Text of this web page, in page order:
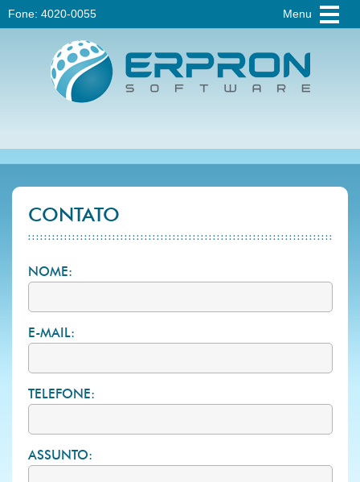
Fone: 4020-0055 Menu
CONTATO
NOME:
E-MAIL:
TELEFONE:
ASSUNTO: